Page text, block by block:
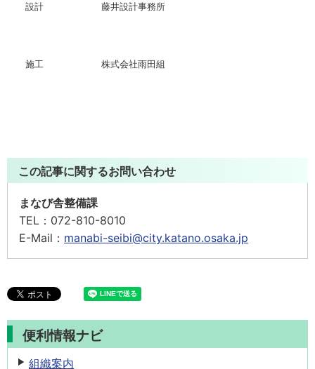
設計 藤井設計事務所
施工 株式会社雨田組
この記事に関するお問い合わせ
まなび舎整備課
TEL： 072-810-8010
E-Mail： manabi-seibi@city.katano.osaka.jp
便利情報ナビ
組織案内